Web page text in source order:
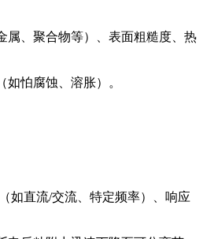
属、聚合物等）、表面粗糙度、热
怕腐蚀、溶胀）。
如直流/交流、特定频率）、响应